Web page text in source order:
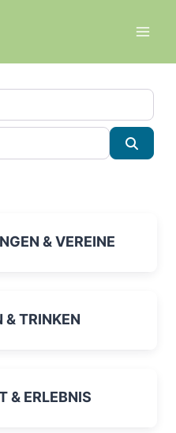
& VEREINE
& TRINKEN
& ERLEBNIS